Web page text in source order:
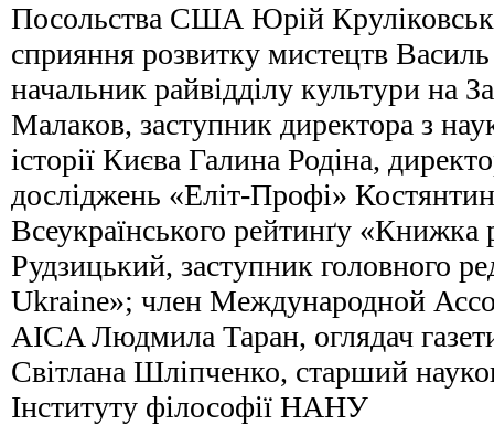
Посольства США Юрій
сприяння розвитку мистецтв
начальник райвідділу культури на
Малаков, заступник директора з
історії Києва Галина Родіна,
досліджень «Еліт-Профі»
Всеукраїнського рейтинґу
Рудзицький, заступник головного
Ukraine»; член Международной
AICA Людмила Таран, оглядач
Світлана Шліпченко, старший
Інституту філософії НАНУ